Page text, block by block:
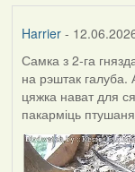
Harrier-
Самка з 2-га
на рэштак галуба.
цяжка нават для
пакарміць